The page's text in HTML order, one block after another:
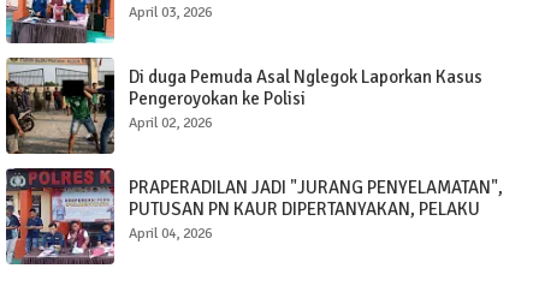
April 03, 2026
Di duga Pemuda Asal Nglegok Laporkan Kasus
Pengeroyokan ke Polisi
April 02, 2026
PRAPERADILAN JADI "JURANG PENYELAMATAN",
PUTUSAN PN KAUR DIPERTANYAKAN, PELAKU
KEKERASAN SEKSUAL BEBAS SEJENAK
April 04, 2026